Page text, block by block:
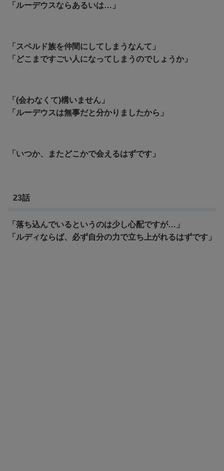
「ルーデウスならあるいは…」
「スペルド族を仲間にしてしまうなんて」
「どこまですごい人になってしまうのでしょうか」
「(会わなくて)構いません」
「ルーデウスは無事だと分かりましたから」
「いつか、またどこかで会えるはずです」
23話
「落ち込んでいるというのは少し心配ですが…」
「ルディならば、必ず自分の力で立ち上がれるはずです」